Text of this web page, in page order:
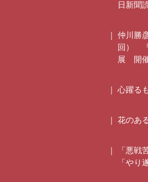
日新聞
仲川勝
回） 『
展 開
心躍る
花のあ
「悪戦
「やり